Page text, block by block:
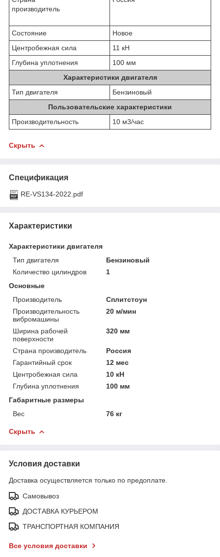
производитель
Состояние
Новое
Центробежная сила
11 кН
Глубина уплотнения
100 мм
Характеристики двигателя
Тип двигателя
Бензиновый
Пользовательские характеристики
Производительность
10 м3/час
Скрыть
Спецификация
RE-VS134-2022.pdf
Характеристики
Характеристики двигателя
Тип двигателя
Бензиновый
Количество цилиндров
1
Основные
Производитель
Сплитстоун
Производительность
вибромашины
20 м/мин
Ширина рабочей
поверхности
320 мм
Страна производитель
Россия
Гарантийный срок
12 мес
Центробежная сила
10 кН
Глубина уплотнения
100 мм
Габаритные размеры
Вес
76 кг
Скрыть
Условия доставки
Доставка осуществляется только по предоплате.
Самовывоз
ДОСТАВКА КУРЬЕРОМ
ТРАНСПОРТНАЯ КОМПАНИЯ
Все условия доставки